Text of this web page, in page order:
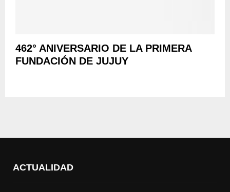
462° ANIVERSARIO DE LA PRIMERA
FUNDACIÓN DE JUJUY
ACTUALIDAD